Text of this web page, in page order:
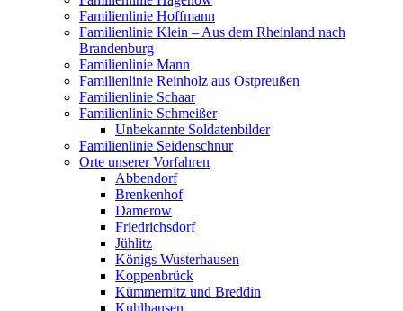
Familienlinie Hoffmann
Familienlinie Klein – Aus dem Rheinland nach
Brandenburg
Familienlinie Mann
Familienlinie Reinholz aus Ostpreußen
Familienlinie Schaar
Familienlinie Schmeißer
Unbekannte Soldatenbilder
Familienlinie Seidenschnur
Orte unserer Vorfahren
Abbendorf
Brenkenhof
Damerow
Friedrichsdorf
Jühlitz
Königs Wusterhausen
Koppenbrück
Kümmernitz und Breddin
Kuhlhausen